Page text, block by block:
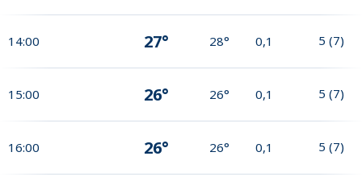
14:00 27° 28° 0,1 5 (7)
15:00 26° 26° 0,1 5 (7)
16:00 26° 26° 0,1 5 (7)